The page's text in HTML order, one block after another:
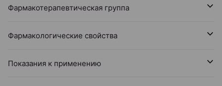
Фармакотерапевтическая группа
Фармакологические свойства
Показания к применению